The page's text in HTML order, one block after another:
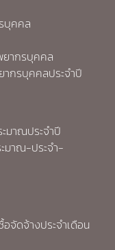
บุคคล
ยากรบุคคล
กรบุคคลประจำปี
มาณประจำปี
มาณ-ประจำ-
จัดจ้างประจำเดือน